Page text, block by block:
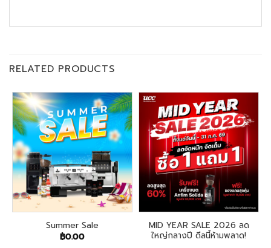
RELATED PRODUCTS
Summer Sale
฿0.00
MID YEAR SALE 2026 ลด
ใหญ่กลางปี ดีลนี้ห้ามพลาด!